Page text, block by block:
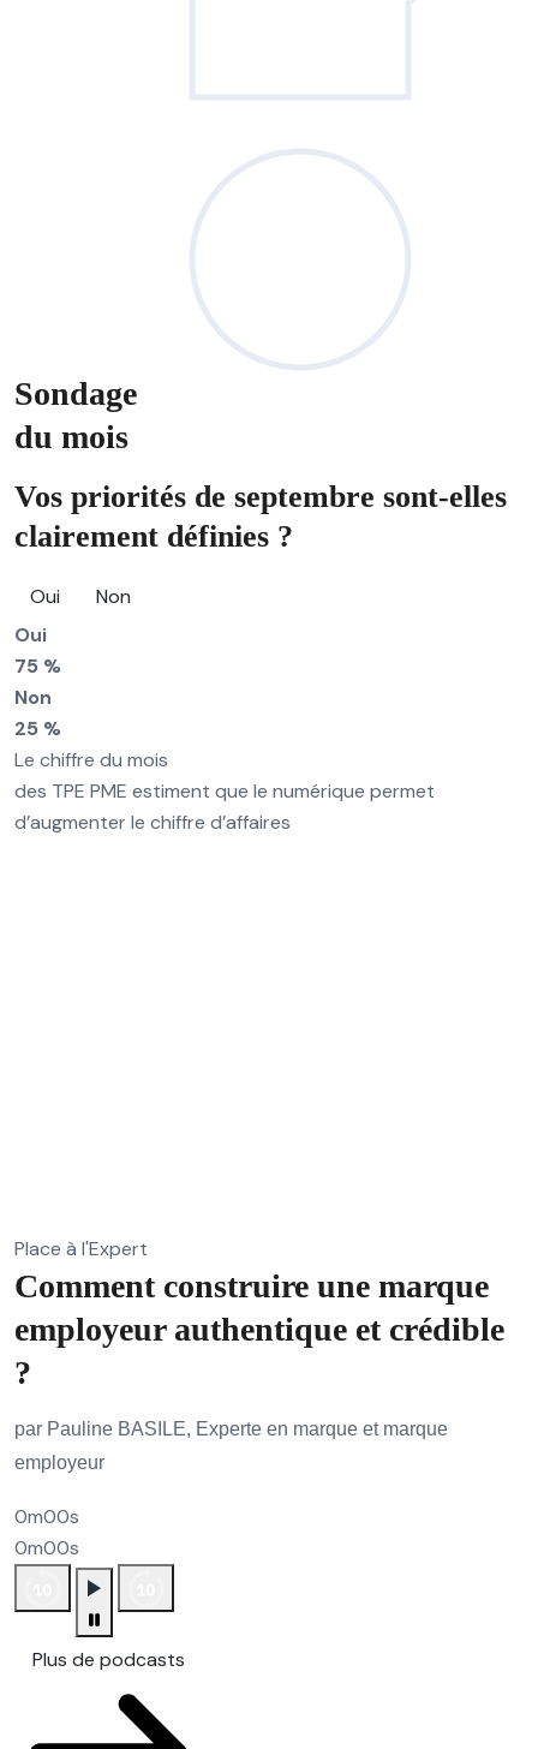
Sondage
du mois
Vos priorités de septembre sont-elles
clairement définies ?
Oui
Non
Oui
75 %
Non
25 %
Le chiffre du mois
des TPE PME estiment que le numérique permet
d’augmenter le chiffre d’affaires
Place à l'Expert
Comment construire une marque
employeur authentique et crédible
?
par Pauline BASILE, Experte en marque et marque
employeur
0m00s
0m00s
Plus de podcasts